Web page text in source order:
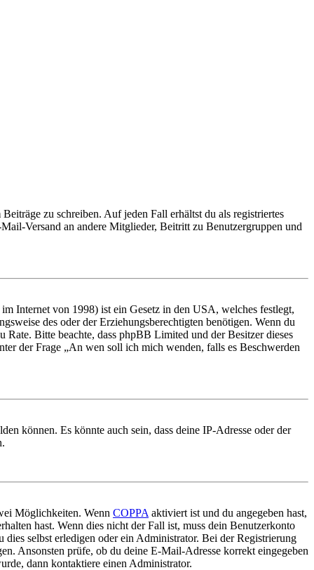
zu schreiben. Auf jeden Fall erhältst du als registriertes
Versand an andere Mitglieder, Beitritt zu Benutzergruppen und
Internet von 1998) ist ein Gesetz in den USA, welches festlegt,
des oder der Erziehungsberechtigten benötigen. Wenn du
Bitte beachte, dass phpBB Limited und der Besitzer dieses
der Frage „An wen soll ich mich wenden, falls es Beschwerden
können. Es könnte auch sein, dass deine IP-Adresse oder der
Möglichkeiten. Wenn COPPA aktiviert ist und du angegeben hast,
hast. Wenn dies nicht der Fall ist, muss dein Benutzerkonto
selbst erledigen oder ein Administrator. Bei der Registrierung
Ansonsten prüfe, ob du deine E-Mail-Adresse korrekt eingegeben
dann kontaktiere einen Administrator.